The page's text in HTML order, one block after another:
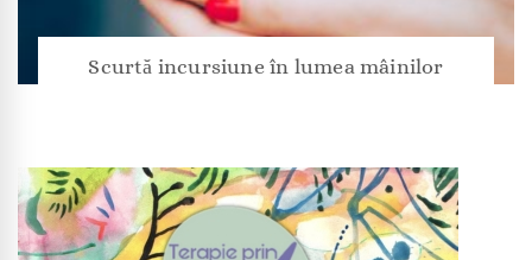
Scurtă incursiune în lumea mâinilor